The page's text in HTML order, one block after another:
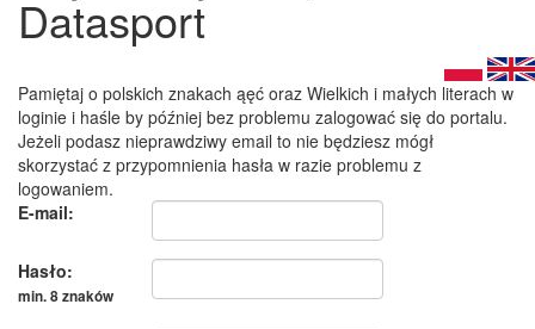
Datasport
Pamiętaj o polskich znakach ąęć oraz Wielkich i małych literach w
loginie i haśle by później bez problemu zalogować się do portalu.
Jeżeli podasz nieprawdziwy email to nie będziesz mógł
skorzystać z przypomnienia hasła w razie problemu z
logowaniem.
E-mail:
Hasło:
min. 8 znaków